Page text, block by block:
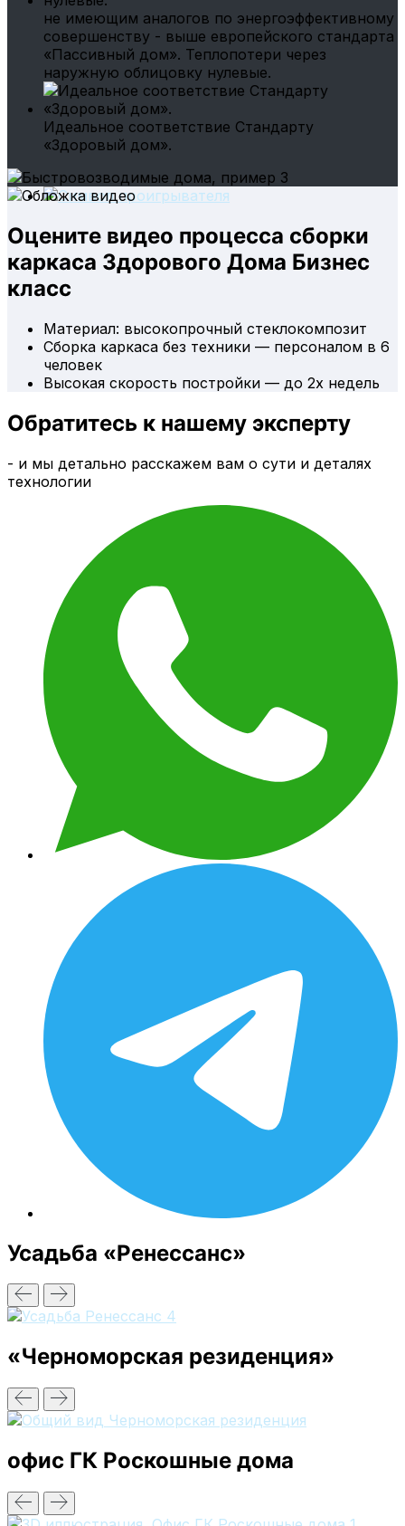
не имеющим аналогов по энергоэффективному
совершенству - выше европейского стандарта
«Пассивный дом». Теплопотери через
наружную облицовку нулевые.
Идеальное соответствие Стандарту
«Здоровый дом».
Оцените видео процесса сборки
каркаса Здорового Дома Бизнес
класс
Материал: высокопрочный стеклокомпозит
Сборка каркаса без техники — персоналом в 6
человек
Высокая скорость постройки — до 2х недель
Обратитесь к нашему эксперту
- и мы детально расскажем вам о сути и деталях
технологии
Усадьба «Ренессанс»
«Черноморская резиденция»
офис ГК Роскошные дома